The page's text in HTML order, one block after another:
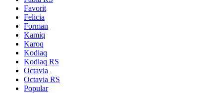
Favorit
Felicia
Forman
Kamiq
Karoq
Kodiaq
Kodiaq RS
Octavia
Octavia RS
Popular